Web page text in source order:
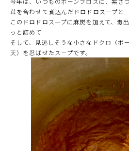
茸を合わせて煮込んだドロドロスープと
このドロドロスープに麻炭を加えて、毒
っと詰めて
そして、見逃しそうな小さなドクロ（ボ
天）を忍ばせたスープです。